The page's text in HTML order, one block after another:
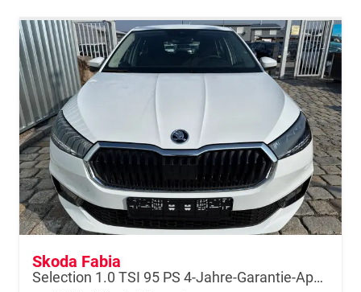
Skoda Fabia
Selection 1.0 TSI 95 PS 4-Jahre-Garantie-AppleCarPlay-AndroidAuto-LED-PDC-Sitzheizung-DAB-Klima